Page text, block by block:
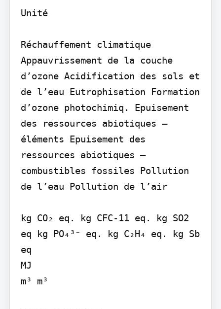
Unité
Réchauffement climatique
Appauvrissement de la couche
d’ozone Acidification des sols et
de l’eau Eutrophisation Formation
d’ozone photochimiq. Epuisement
des ressources abiotiques –
éléments Epuisement des
ressources abiotiques –
combustibles fossiles Pollution
de l’eau Pollution de l’air
kg CO₂ eq. kg CFC-11 eq. kg SO2
eq kg PO₄³⁻ eq. kg C₂H₄ eq. kg Sb
eq
MJ
m³ m³